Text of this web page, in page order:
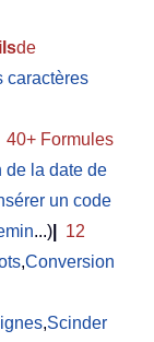
de
caractères
40+ Formules
de la date de
un code
...)
12
,Conversion
,Scinder